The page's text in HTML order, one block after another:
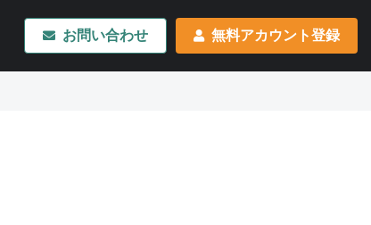
お問い合わせ 無料アカウント登録